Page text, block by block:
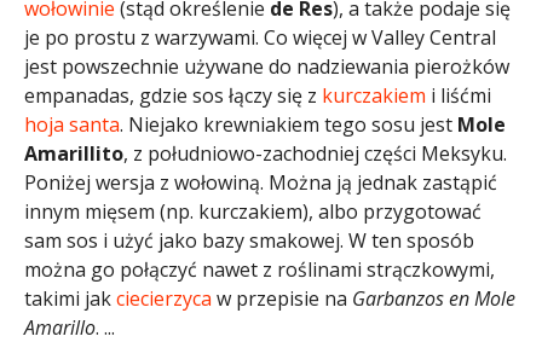
wołowinie (stąd określenie de Res), a także podaje się
je po prostu z warzywami. Co więcej w Valley Central
jest powszechnie używane do nadziewania pierożków
empanadas, gdzie sos łączy się z kurczakiem i liśćmi
hoja santa. Niejako krewniakiem tego sosu jest Mole
Amarillito, z południowo-zachodniej części Meksyku.
Poniżej wersja z wołowiną. Można ją jednak zastąpić
innym mięsem (np. kurczakiem), albo przygotować
sam sos i użyć jako bazy smakowej. W ten sposób
można go połączyć nawet z roślinami strączkowymi,
takimi jakciecierzyca w przepisie na Garbanzos en Mole
Amarillo. ...